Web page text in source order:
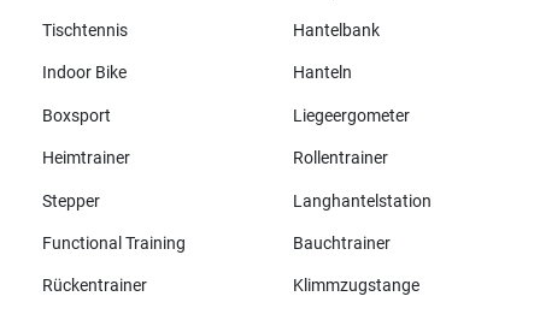
Tischtennis Hantelbank
Indoor Bike Hanteln
Boxsport Liegeergometer
Heimtrainer Rollentrainer
Stepper Langhantelstation
Functional Training Bauchtrainer
Rückentrainer Klimmzugstange